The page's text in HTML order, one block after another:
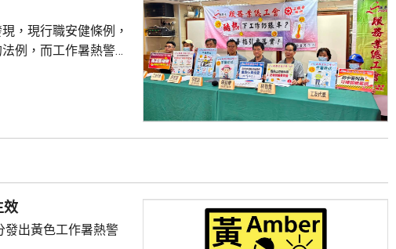
，現行職安健條例，
例，而工作暑熱警告
戶外工作逾4小時，
暑指引》，未有額外
會建議，把中暑列為可...
效
發出黃色工作暑熱警